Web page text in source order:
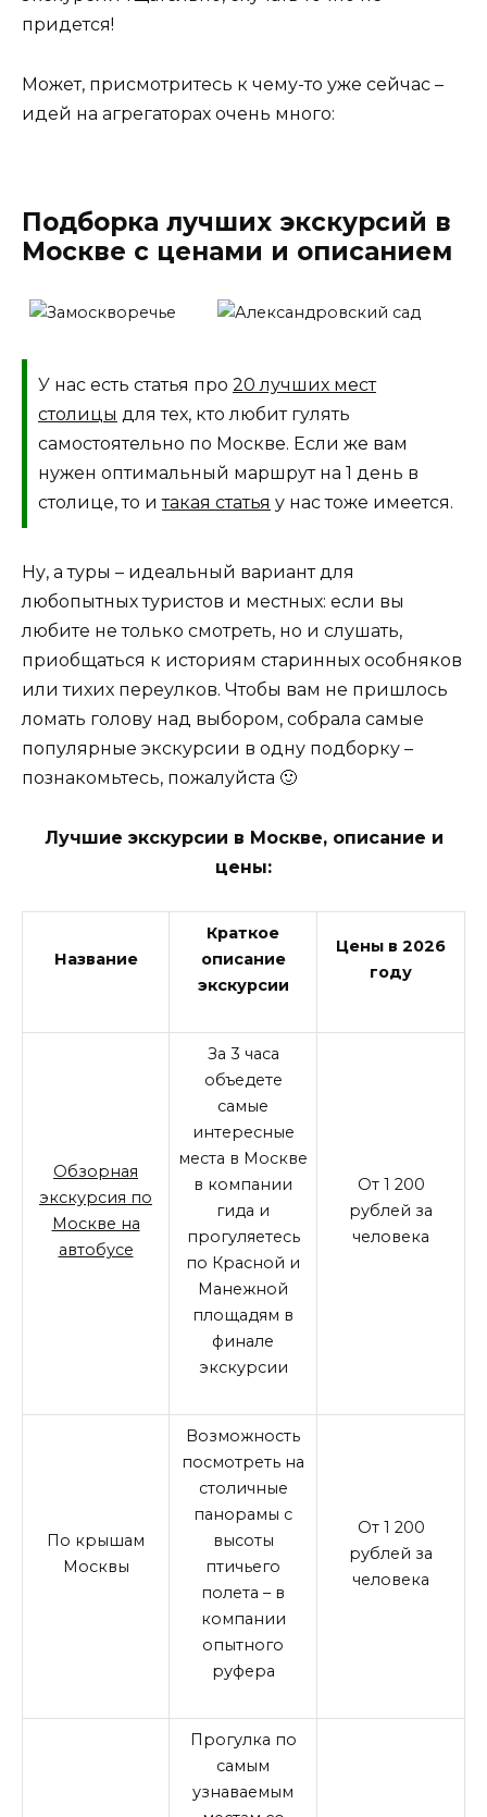
придется!
Может, присмотритесь к чему-то уже сейчас –
идей на агрегаторах очень много:
Подборка лучших экскурсий в
Москве с ценами и описанием
У нас есть статья про 20 лучших мест
столицы для тех, кто любит гулять
самостоятельно по Москве. Если же вам
нужен оптимальный маршрут на 1 день в
столице, то итакая статья у нас тоже имеется.
Ну, а туры – идеальный вариант для
любопытных туристов и местных: если вы
любите не только смотреть, но и слушать,
приобщаться к историям старинных особняков
или тихих переулков. Чтобы вам не пришлось
ломать голову над выбором, собрала самые
популярные экскурсии в одну подборку –
познакомьтесь, пожалуйста 🙂
Лучшие экскурсии в Москве, описание и
цены:
Название
Краткое
описание
экскурсии
Цены в 2026
году
Обзорная
экскурсия по
Москве на
автобусе
За 3 часа
объедете
самые
интересные
места в Москве
в компании
гида и
прогуляетесь
по Красной и
Манежной
площадям в
финале
экскурсии
От 1 200
рублей за
человека
По крышам
Москвы
Возможность
посмотреть на
столичные
панорамы с
высоты
птичьего
полета – в
компании
опытного
руфера
От 1 200
рублей за
человека
Прогулка по
самым
узнаваемым